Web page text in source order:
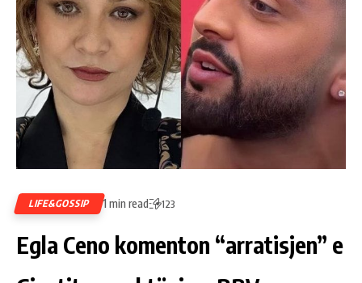
LIFE&GOSSIP 1 min read 123
Egla Ceno komenton “arratisjen” e